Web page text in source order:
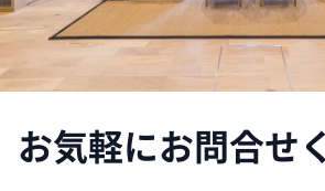
お気軽にお問合せ